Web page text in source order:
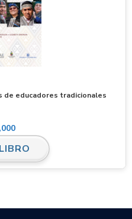
de educadores tradicionales